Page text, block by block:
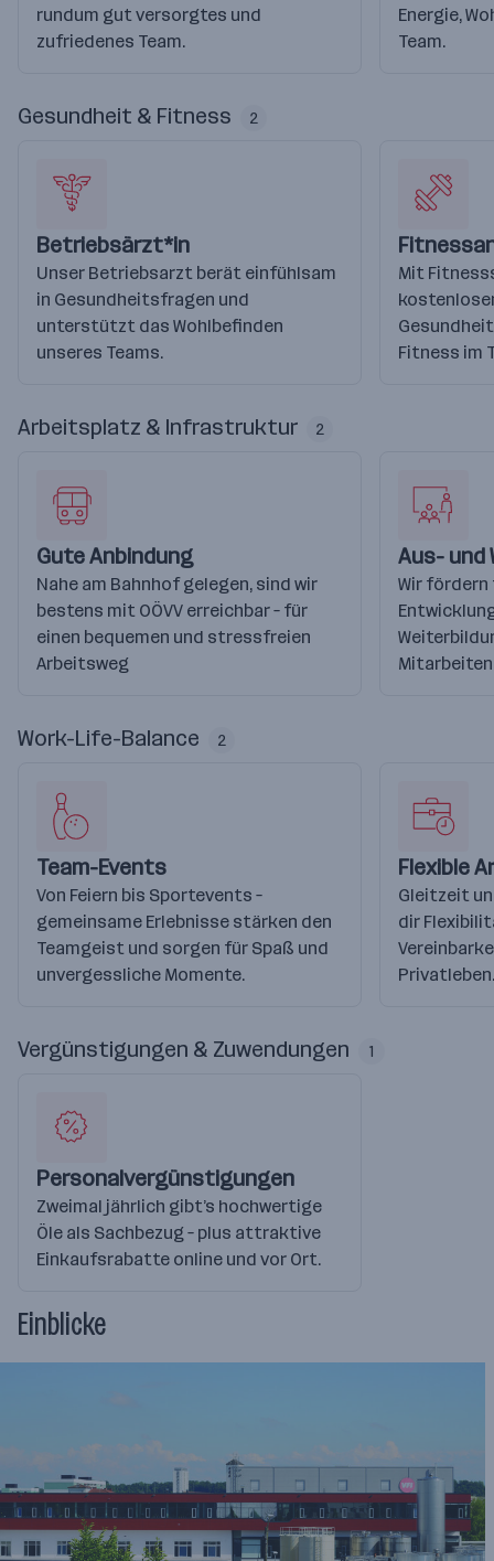
rundum gut versorgtes und
zufriedenes Team.
Energie,
Team.
Gesundheit & Fitness 2
Betriebsärzt*in
Unser Betriebsarzt berät einfühlsam
in Gesundheitsfragen und
unterstützt das Wohlbefinden
unseres Teams.
Mit
Fitness im
Arbeitsplatz & Infrastruktur 2
Gute Anbindung
Nahe am Bahnhof gelegen, sind wir
bestens mit OÖVV erreichbar – für
einen bequemen und stressfreien
Arbeitsweg
Aus- und
Wir
Work-Life-Balance 2
Team-Events
Von Feiern bis Sportevents –
gemeinsame Erlebnisse stärken den
Teamgeist und sorgen für Spaß und
unvergessliche Momente.
Flexible
Gleitzeit
dir
Privatleben.
Vergünstigungen & Zuwendungen 1
Personalvergünstigungen
Zweimal jährlich gibt’s hochwertige
Öle als Sachbezug – plus attraktive
Einkaufsrabatte online und vor Ort.
Einblicke